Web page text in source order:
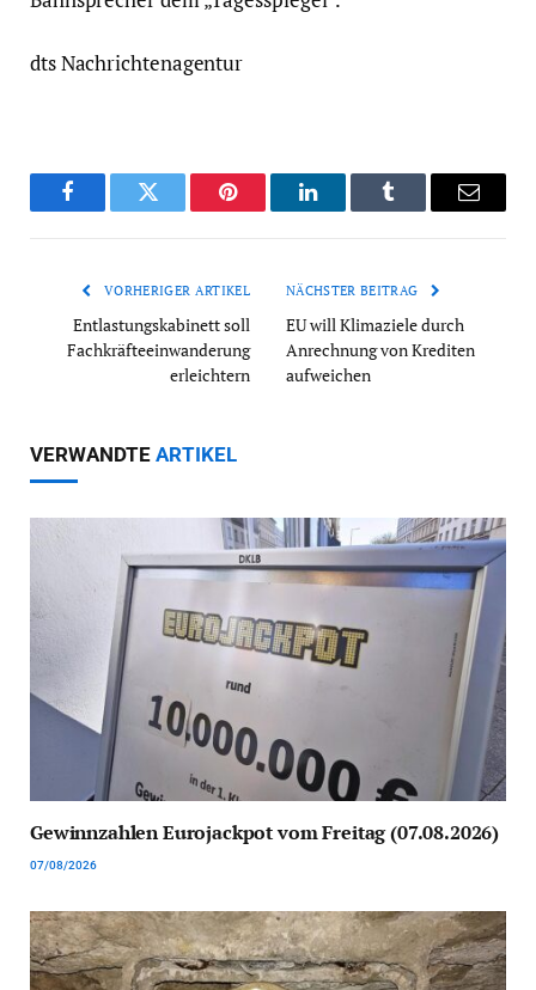
dts Nachrichtenagentur
FacebookTwitter Pinterest LinkedInTumblr Email
VORHERIGER ARTIKEL
Entlastungskabinett soll
Fachkräfteeinwanderung
erleichtern
NÄCHSTER BEITRAG
EU will Klimaziele durch
Anrechnung von Krediten
aufweichen
VERWANDTE ARTIKEL
Gewinnzahlen Eurojackpot vom Freitag (07.08.2026)
07/08/2026